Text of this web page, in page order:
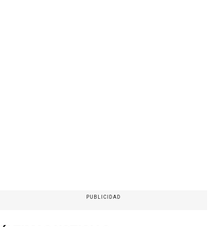
PUBLICIDAD